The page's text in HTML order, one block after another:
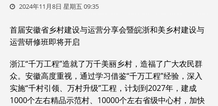
2024年11月8日 星期五 09:35
首届安徽省乡村建设与运营分享会暨皖浙和美乡村建设与
运营研修班即将开启
浙江“千万工程”造就了万千美丽乡村，造福了广大农民群
众。安徽高度重视，通过学习借鉴“千万工程”经验，深入
实施“千村引领、万村升级”工程，计划到2027年，建成
1000个左右精品示范村、10000个左右省级中心村，加快